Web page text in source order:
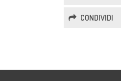
CONDIVIDI